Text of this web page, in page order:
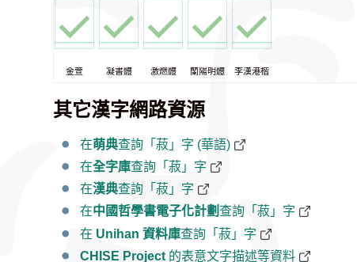
金萱 凝書體 激燃體 蘭陽明體 李漢港楷
其它漢字網路資源
在萌典查詢「菽」字 (華語)
在全字庫查詢「菽」字
在漢典查詢「菽」字
在中國哲學書電子化計劃 查詢「菽」字
在 Unihan 資料庫查詢「菽」字
CHISE Project 的表意文字描述等資料